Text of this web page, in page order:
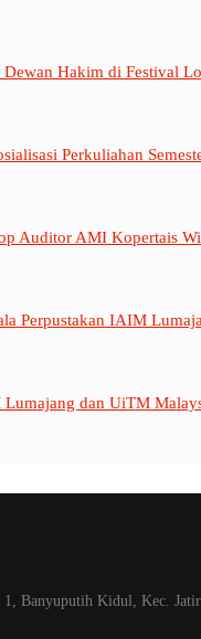
Hakim di Festival
Perkuliahan
Auditor AMI Kopertais
Perpustakan IAIM
dan UiTM
Banyuputih Kidul, Kec.